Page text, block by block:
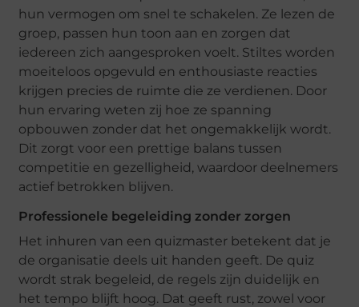
hun vermogen om snel te schakelen. Ze lezen de
groep, passen hun toon aan en zorgen dat
iedereen zich aangesproken voelt. Stiltes worden
moeiteloos opgevuld en enthousiaste reacties
krijgen precies de ruimte die ze verdienen. Door
hun ervaring weten zij hoe ze spanning
opbouwen zonder dat het ongemakkelijk wordt.
Dit zorgt voor een prettige balans tussen
competitie en gezelligheid, waardoor deelnemers
actief betrokken blijven.
Professionele begeleiding zonder zorgen
Het inhuren van een quizmaster betekent dat je
de organisatie deels uit handen geeft. De quiz
wordt strak begeleid, de regels zijn duidelijk en
het tempo blijft hoog. Dat geeft rust, zowel voor